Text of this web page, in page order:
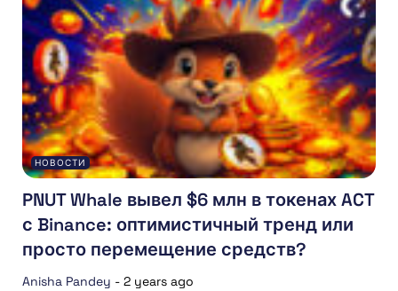
НОВОСТИ
PNUT Whale вывел $6 млн в токенах ACT
с Binance: оптимистичный тренд или
просто перемещение средств?
Anisha Pandey - 2 years ago